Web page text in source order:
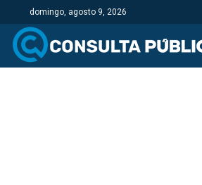
domingo, agosto 9, 2026